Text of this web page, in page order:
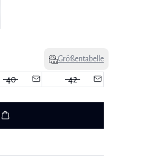
Größentabelle
40
42